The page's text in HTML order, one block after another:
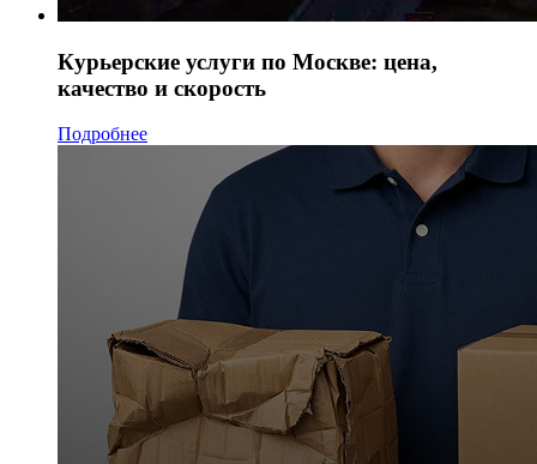
Курьерские услуги по Москве: цена,
качество и скорость
Подробнее